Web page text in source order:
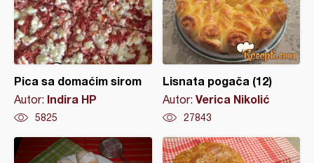
Pica sa domaćim sirom
Autor: Indira HP
5825
Lisnata pogača (12)
Autor: Verica Nikolić
27843